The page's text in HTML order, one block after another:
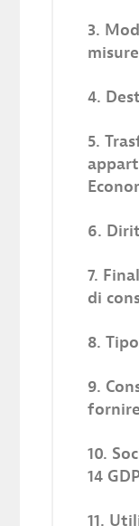
3.
4.
5.
6.
7.
di
8.
9.
10.
14
11.